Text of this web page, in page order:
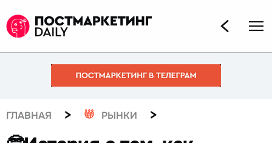
ГЛАВНАЯ > РЫНКИ >